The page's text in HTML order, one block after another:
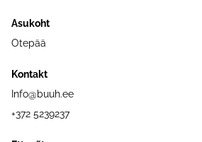
Asukoht
Otepää
Kontakt
Info@buuh.ee
+372 5239237